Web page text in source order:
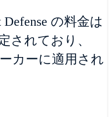
Defense の料金は
されており、
カーに適用され